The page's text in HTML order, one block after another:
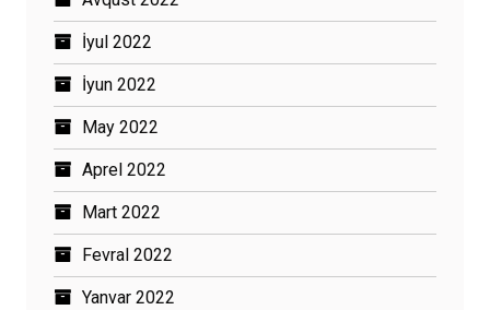
İyul 2022
İyun 2022
May 2022
Aprel 2022
Mart 2022
Fevral 2022
Yanvar 2022